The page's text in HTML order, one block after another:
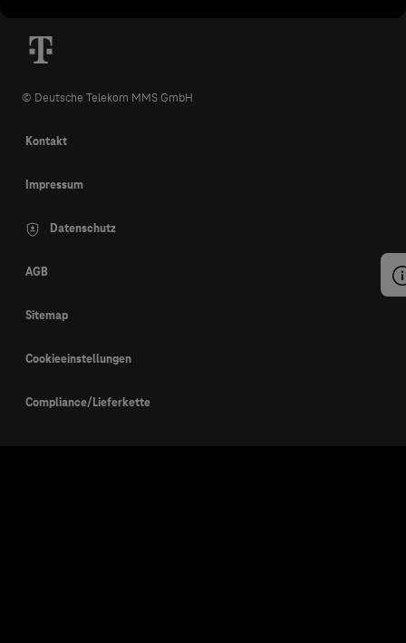
© Deutsche Telekom MMS GmbH
Kontakt
Impressum
Datenschutz
AGB
Sitemap
Cookieeinstellungen
Compliance/Lieferkette